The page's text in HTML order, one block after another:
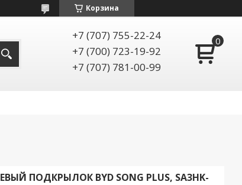
Корзина
+7 (707) 755-22-24
+7 (700) 723-19-92
+7 (707) 781-00-99
ПОДКРЫЛОК BYD SONG PLUS, SA3HK-